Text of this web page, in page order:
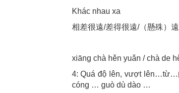
Khác nhau xa
相差很遠/差得很遠/（懸殊）
xiāng chà hěn yuǎn / chà de
4: Quá độ lên, vượt
cóng … guò dù dào …